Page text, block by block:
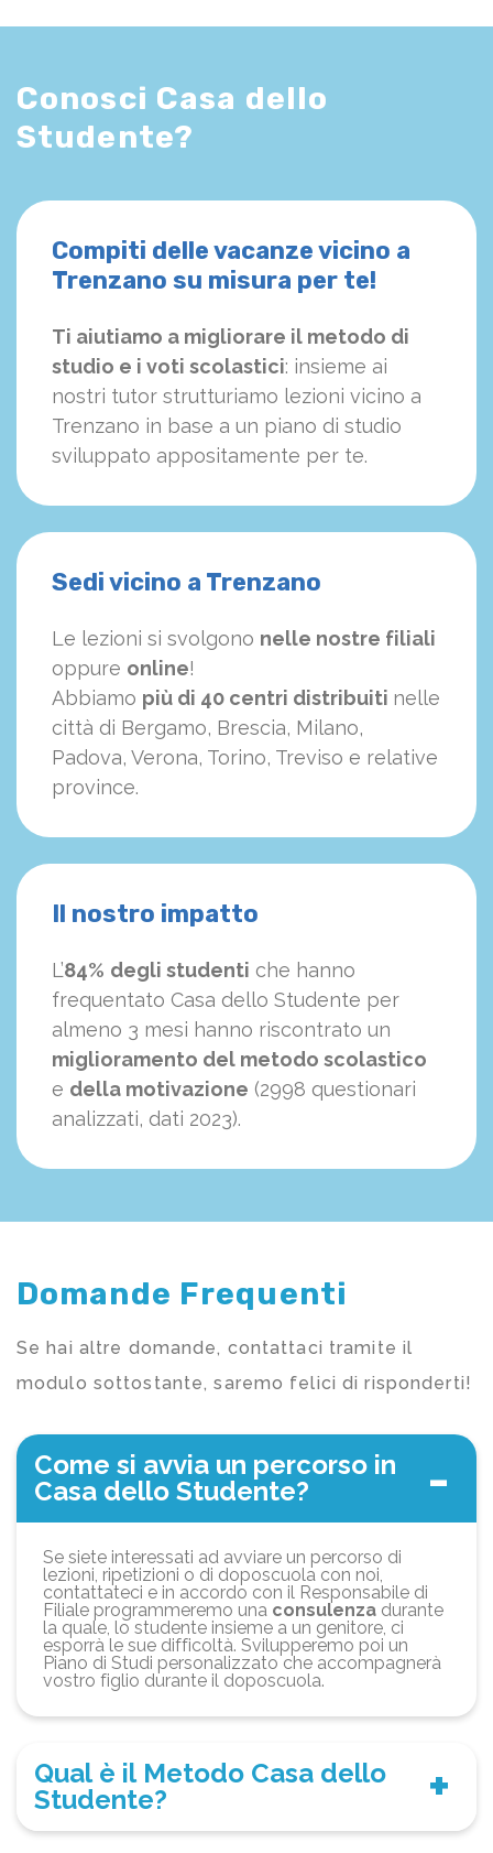
Conosci Casa dello
Studente?
Compiti delle vacanze vicino a
Trenzano su misura per te!
Ti aiutiamo a migliorare il metodo di
studio e i voti scolastici: insieme ai
nostri tutor strutturiamo lezioni vicino a
Trenzano in base a un piano di studio
sviluppato appositamente per te.
Sedi vicino a Trenzano
Le lezioni si svolgono nelle nostre filiali
oppure online!
Abbiamo più di 40 centri distribuiti nelle
città di Bergamo, Brescia, Milano,
Padova, Verona, Torino, Treviso e relative
province.
Il nostro impatto
L’84% degli studenti che hanno
frequentato Casa dello Studente per
almeno 3 mesi hanno riscontrato un
miglioramento del metodo scolastico
e della motivazione (2998 questionari
analizzati, dati 2023).
Domande Frequenti
Se hai altre domande, contattaci tramite il
modulo sottostante, saremo felici di risponderti!
Come si avvia un percorso in
Casa dello Studente?
Se siete interessati ad avviare un percorso di
lezioni, ripetizioni o di doposcuola con noi,
contattateci e in accordo con il Responsabile di
Filiale programmeremo una consulenza durante
la quale, lo studente insieme a un genitore, ci
esporrà le sue difficoltà. Svilupperemo poi un
Piano di Studi personalizzato che accompagnerà
vostro figlio durante il doposcuola.
Qual è il Metodo Casa dello
Studente?